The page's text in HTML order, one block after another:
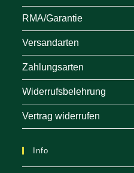
RMA/Garantie
Versandarten
Zahlungsarten
Widerrufsbelehrung
Vertrag widerrufen
Info